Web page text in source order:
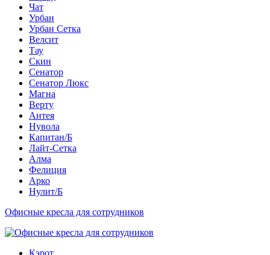
Чат
Урбан
Урбан Сетка
Велсит
Тау
Скин
Сенатор
Сенатор Люкс
Магна
Верту
Антея
Нувола
Капитан/Б
Лайт-Сетка
Алма
Фелиция
Арко
Нулит/Б
Офисные кресла для сотрудников
Кэрот